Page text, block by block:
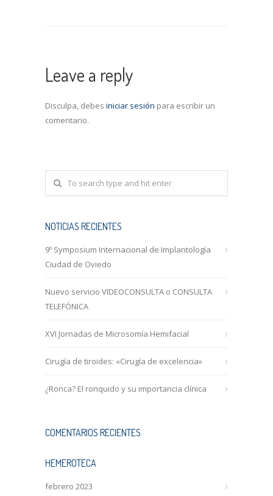
Leave a reply
Disculpa, debes iniciar sesión para escribir un
comentario.
NOTICIAS RECIENTES
9º Symposium Internacional de Implantología
Ciudad de Oviedo
Nuevo servicio VIDEOCONSULTA o CONSULTA
TELEFÓNICA
XVI Jornadas de Microsomía Hemifacial
Cirugía de tiroides: «Cirugía de excelencia»
¿Ronca? El ronquido y su importancia clínica
COMENTARIOS RECIENTES
HEMEROTECA
febrero 2023